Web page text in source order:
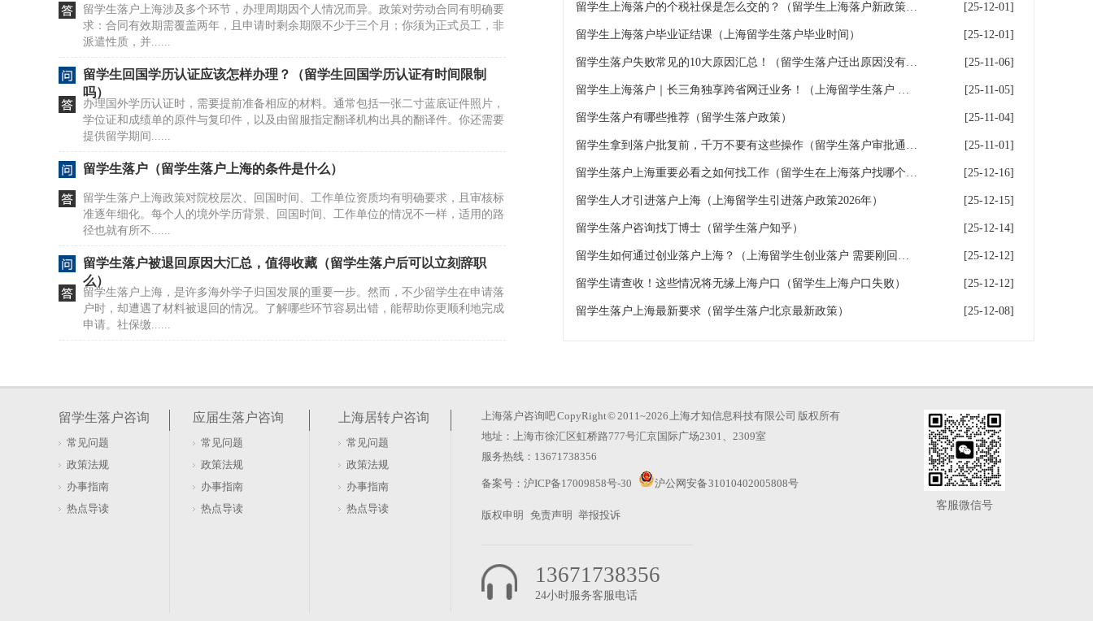
留学生落户上海涉及多个环节，办理周期因个人情况而异。政策对劳动合同有明确要
求：合同有效期需覆盖两年，且申请时剩余期限不少于三个月；你须为正式员工，非
派遣性质，并......
留学生回国学历认证应该怎样办理？（留学生回国学历认证有时间限制
吗）
办理国外学历认证时，需要提前准备相应的材料。通常包括一张二寸蓝底证件照片，
学位证和成绩单的原件与复印件，以及由留服指定翻译机构出具的翻译件。你还需要
提供留学期间......
留学生落户（留学生落户上海的条件是什么）
留学生落户上海政策对院校层次、回国时间、工作单位资质均有明确要求，且审核标
准逐年细化。每个人的境外学历背景、回国时间、工作单位的情况不一样，适用的路
径也就有所不......
留学生落户被退回原因大汇总，值得收藏（留学生落户后可以立刻辞职
么）
留学生落户上海，是许多海外学子归国发展的重要一步。然而，不少留学生在申请落
户时，却遭遇了材料被退回的情况。了解哪些环节容易出错，能帮助你更顺利地完成
申请。社保缴......
留学生落户上海的政策对境外学历背景、回国时间、工作单位资质等都有明确要求，
成教育部留学......
留学生落户办理申请条件（留学生落户条件2026年）
留学生落户上海政策对院校层次、回国时间、工作单位资质均有明确要求，且审核标
径也就有所不......
留学生上海落户的个税社保是怎么交的？（留学生上海落户新政策2026年社保） [25-12-01]
留学生上海落户毕业证结课（上海留学生落户毕业时间） [25-12-01]
留学生落户失败常见的10大原因汇总！（留学生落户迁出原因没有留学回国） [25-11-06]
留学生上海落户｜长三角独享跨省网迁业务！（上海留学生落户 长三角） [25-11-05]
留学生落户有哪些推荐（留学生落户政策） [25-11-04]
留学生拿到落户批复前，千万不要有这些操作（留学生落户审批通过） [25-11-01]
留学生落户上海重要必看之如何找工作（留学生在上海落户找哪个单位） [25-12-16]
留学生人才引进落户上海（上海留学生引进落户政策2026年） [25-12-15]
留学生落户咨询找丁博士（留学生落户知乎） [25-12-14]
留学生如何通过创业落户上海？（上海留学生创业落户 需要刚回国的吗） [25-12-12]
留学生请查收！这些情况将无缘上海户口（留学生上海户口失败） [25-12-12]
留学生落户上海最新要求（留学生落户北京最新政策） [25-12-08]
留学生落户咨询
常见问题
政策法规
办事指南
热点导读
应届生落户咨询
常见问题
政策法规
办事指南
热点导读
上海居转户咨询
常见问题
政策法规
办事指南
热点导读
上海落户咨询吧CopyRight © 2011~2026 上海才知信息科技有限公司 版权所有
地址：上海市徐汇区虹桥路777号汇京国际广场2301、2309室
服务热线：13671738356
备案号： 沪ICP备17009858号-30 沪公网安备 31010402005808号
版权申明 免责声明 举报投诉
13671738356
24小时服务客服电话
客服微信号